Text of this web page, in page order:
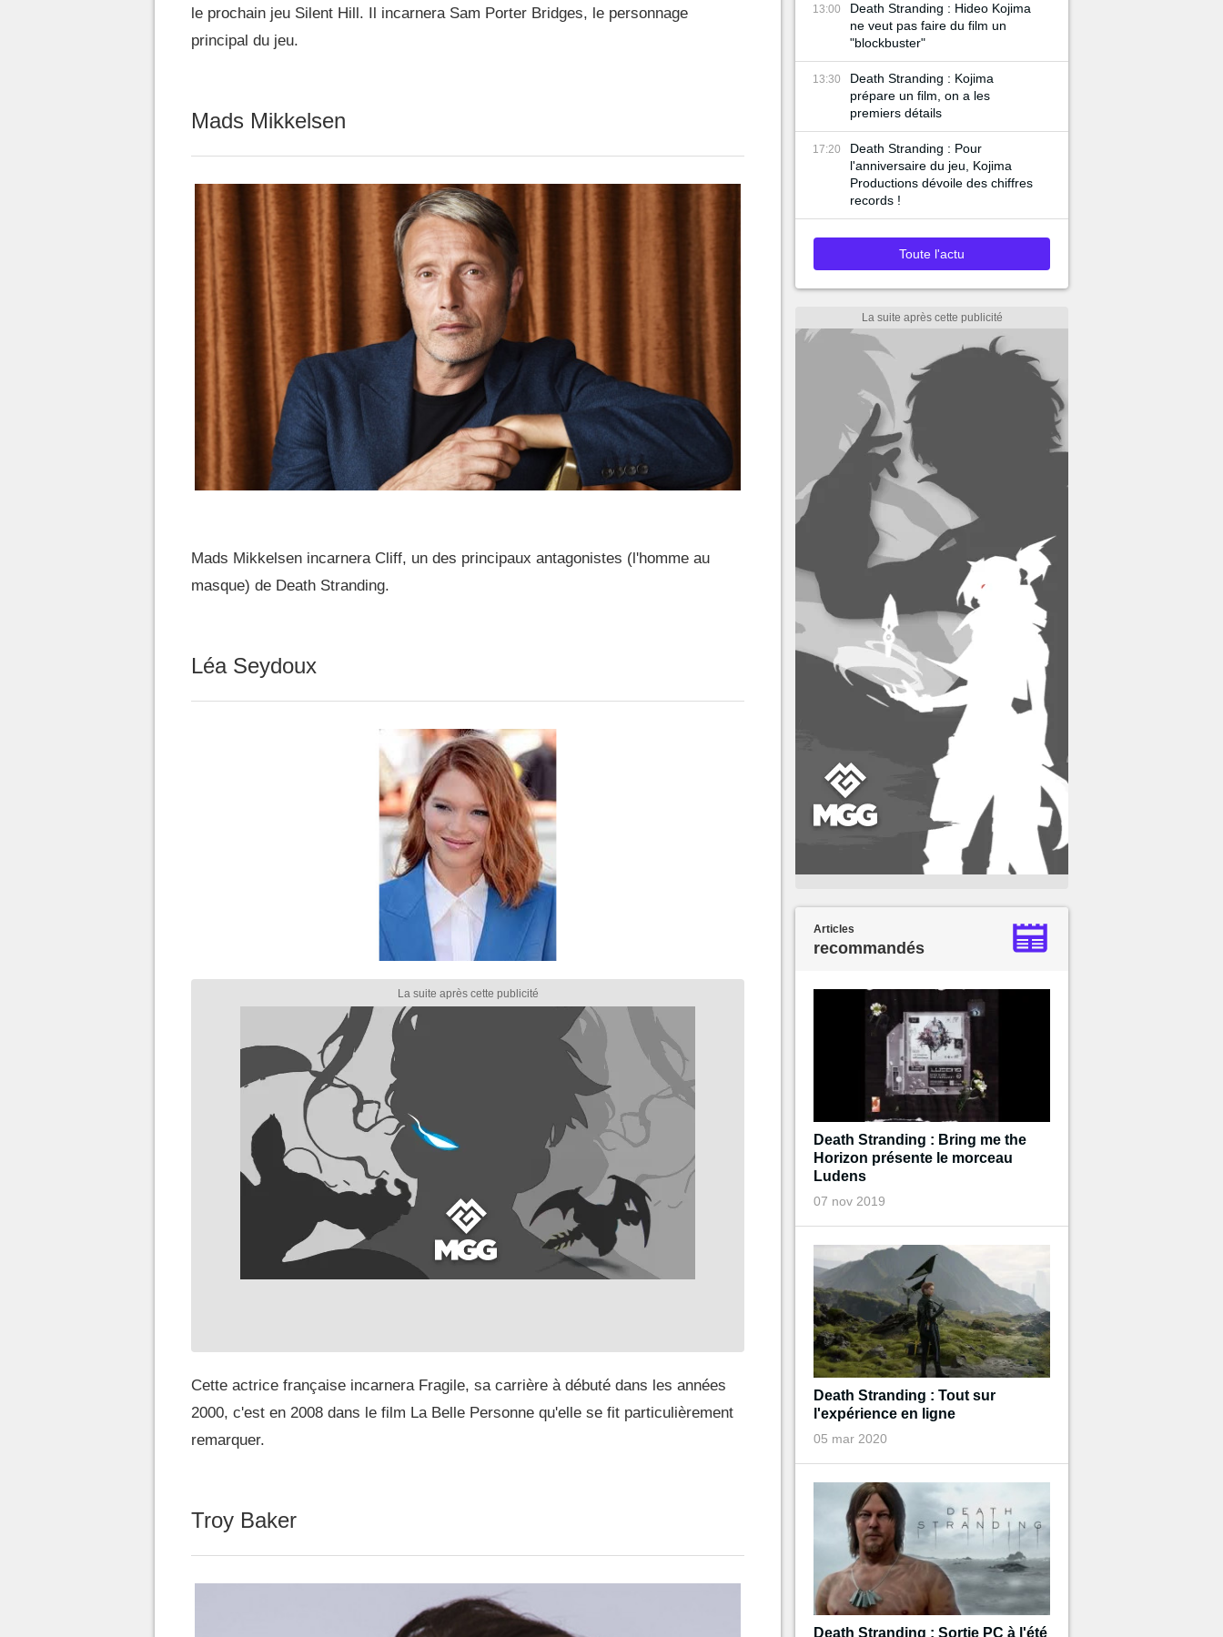
le prochain jeu Silent Hill. Il incarnera Sam Porter Bridges, le personnage
principal du jeu.
Mads Mikkelsen
Mads Mikkelsen incarnera Cliff, un des principaux antagonistes (l'homme au
masque) de Death Stranding.
Léa Seydoux
Cette actrice française incarnera Fragile, sa carrière à débuté dans les années
2000, c'est en 2008 dans le film La Belle Personne qu'elle se fit particulièrement
remarquer.
Troy Baker
13:00
Death Stranding : Hideo Kojima
ne veut pas faire du film un
"blockbuster"
13:30
Death Stranding : Kojima
prépare un film, on a les
premiers détails
17:20
Death Stranding : Pour
l'anniversaire du jeu, Kojima
Productions dévoile des chiffres
records !
Toute l'actu
Articles
recommandés
Death Stranding : Bring me the
Horizon présente le morceau
Ludens
07 nov 2019
Death Stranding : Tout sur
l'expérience en ligne
05 mar 2020
Death Stranding : Sortie PC à l'été